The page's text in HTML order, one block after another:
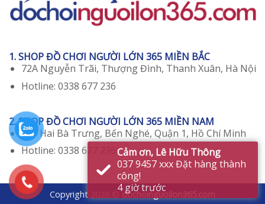
1. SHOP ĐỒ CHƠI NGƯỜI LỚN 365 MIỀN BẮC
72A Nguyễn Trãi, Thượng Đình, Thanh Xuân, Hà Nội
Hotline: 0338 677 236
2. SHOP ĐỒ CHƠI NGƯỜI LỚN 365 MIỀN NAM
129 Hai Bà Trưng, Bến Nghé, Quận 1, Hồ Chí Minh
Hotline: 0338 677 236
Copyright 2026 © dochoinguoilon365.com